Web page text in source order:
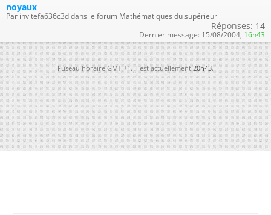
noyaux
Par invitefa636c3d dans le forum Mathématiques du supérieur
Réponses: 14
Dernier message: 15/08/2004, 16h43
Fuseau horaire GMT +1. Il est actuellement20h43.